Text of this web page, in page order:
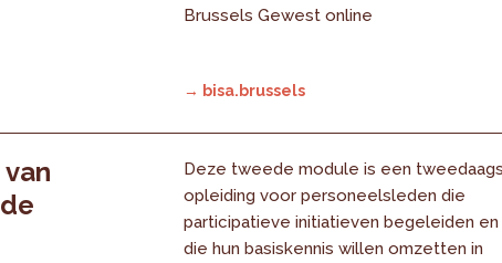
Brussels Gewest online
→ bisa.brussels
Deze tweede module is een
opleiding voor personeelsleden die
participatieve initiatieven begeleiden en
die hun basiskennis willen omzetten in